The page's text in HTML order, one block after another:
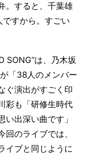
。すると、千葉雄
すから。すごい
SONG”は、乃木坂
「38人のメンバー
ぐ演出がすごく印
彩も「研修生時代
出深い曲です」
回のライブでは、
イブと同じように